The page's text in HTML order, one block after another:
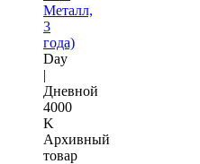
Металл,
3
года)
Day
|
Дневной
4000
K
Архивный
товар